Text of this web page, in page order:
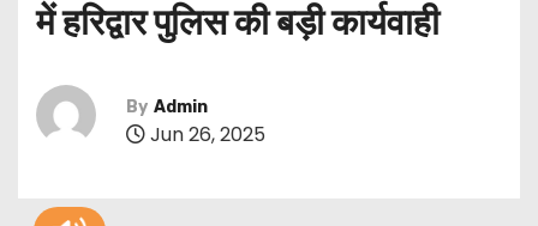
में हरिद्वार पुलिस की बड़ी कार्यवाही
By Admin
Jun 26, 2025